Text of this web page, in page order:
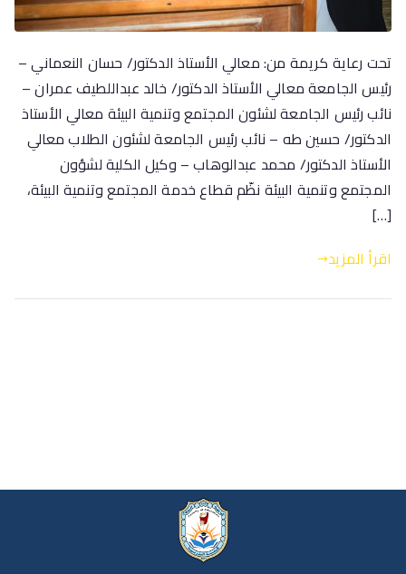
تحت رعاية كريمة من: معالي الأستاذ الدكتور/ حسان النعماني –
رئيس الجامعة معالي الأستاذ الدكتور/ خالد عبداللطيف عمران –
نائب رئيس الجامعة لشئون المجتمع وتنمية البيئة معالي الأستاذ
الدكتور/ حسين طه – نائب رئيس الجامعة لشئون الطلاب معالي
الأستاذ الدكتور/ محمد عبدالوهاب – وكيل الكلية لشؤون
المجتمع وتنمية البيئة نظّم قطاع خدمة المجتمع وتنمية البيئة،
[…]
اقرأ المزيد